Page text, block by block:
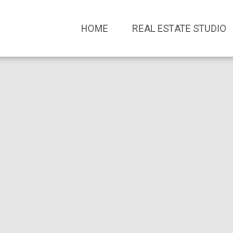
HOME REAL ESTATE STUDIO